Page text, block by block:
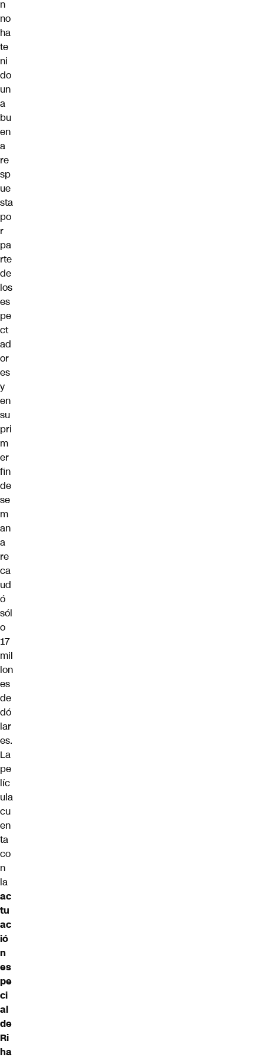
n
no
ha
te
ni
do
un
a
bu
en
a
re
sp
ue
sta
po
r
pa
rte
de
los
es
pe
ct
ad
or
es
y
en
su
pri
m
er
fin
de
se
m
an
a
re
ca
ud
ó
sól
o
17
mil
lon
es
de
dó
lar
es.
La
pe
líc
ula
cu
en
ta
co
n
la
ac
tu
ac
ió
n
es
pe
ci
al
de
Ri
ha